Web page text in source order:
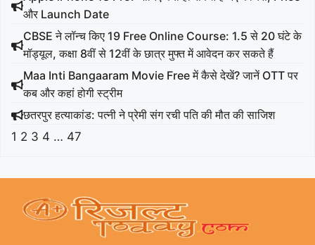
और Launch Date
CBSE ने लॉन्च किए 19 Free Online Course: 1.5 से 20 घंटे के
मॉड्यूल, कक्षा 8वीं से 12वीं के छात्र मुफ्त में आवेदन कर सकते हैं
Maa Inti Bangaaram Movie Free में कैसे देखें? जानें OTT पर
कब और कहां होगी स्ट्रीम
छतरपुर हत्याकांड: पत्नी ने प्रेमी संग रची पति की मौत की साजिश
1 2 3 4 … 47